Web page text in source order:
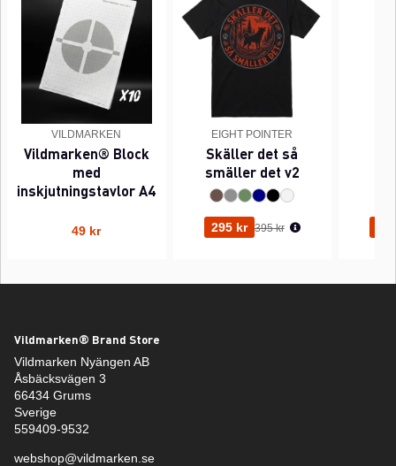
VILDMARKEN
Vildmarken® Block
med
inskjutningstavlor A4
49 kr
EIGHT POINTER
Skäller det så
smäller det v2
295 kr Ordinarie pris:
395 kr
Vildmarken® Brand Store
Vildmarken Nyängen AB
Åsbäcksvägen 3
66434 Grums
Sverige
559409-9532
webshop@vildmarken.se